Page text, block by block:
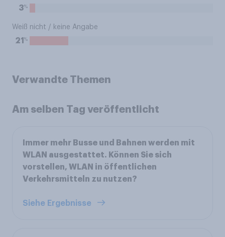
3%
Weiß nicht / keine Angabe
21 %
Verwandte Themen
Am selben Tag veröffentlicht
Immer mehr Busse und Bahnen werden mit
WLAN ausgestattet. Können Sie sich
vorstellen, WLAN in öffentlichen
Verkehrsmitteln zu nutzen?
Siehe Ergebnisse